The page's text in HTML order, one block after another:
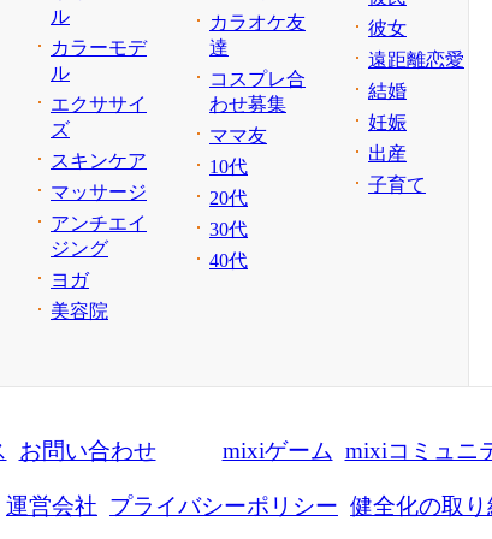
ル
カラーモデ
ル
エクササイ
ズ
スキンケア
マッサージ
アンチエイ
ジング
ヨガ
美容院
カラオケ友
達
コスプレ合
わせ募集
ママ友
10代
20代
30代
40代
彼女
遠距離恋愛
結婚
妊娠
出産
子育て
お問い合わせ mixiゲーム mixiコミュニ
運営会社 プライバシーポリシー 健全化の取り